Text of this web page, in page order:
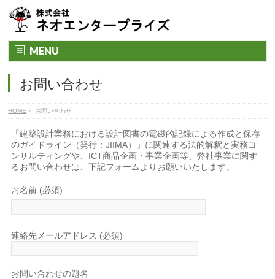
MENU
お問い合わせ
HOME » お問い合わせ
「建築設計業務における設計図書の電磁的記録による作成と保存
のガイドライン（発行：JIIMA）」に関連する法的解釈と実務コ
ンサルティングや、ICT商品企画・事業企画等、弊社事業に関す
るお問い合わせは、下記フォームよりお願いいたします。
お名前 (必須)
連絡先メールアドレス (必須)
お問い合わせの題名